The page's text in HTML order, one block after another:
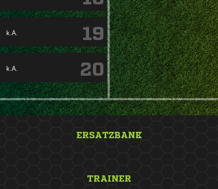
k.A. 19
k.A. 20
ERSATZBANK
TRAINER